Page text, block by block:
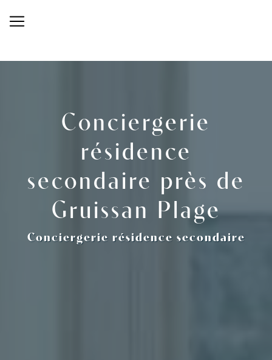
Conciergerie
résidence
secondaire près de
Gruissan Plage
Conciergerie résidence secondaire